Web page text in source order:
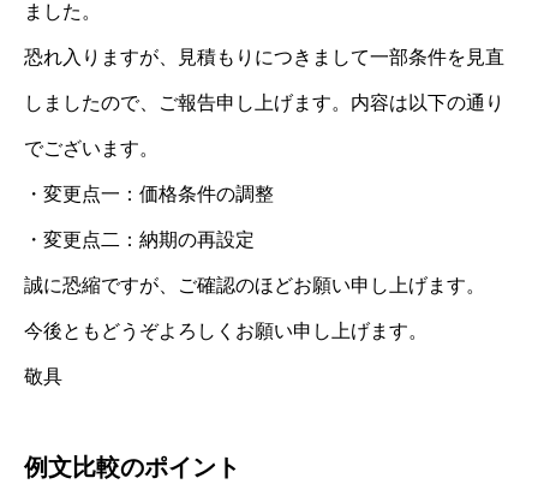
ました。
恐れ入りますが、見積もりにつきまして一部条件を見直
しましたので、ご報告申し上げます。内容は以下の通り
でございます。
・変更点一：価格条件の調整
・変更点二：納期の再設定
誠に恐縮ですが、ご確認のほどお願い申し上げます。
今後ともどうぞよろしくお願い申し上げます。
敬具
例文比較のポイント